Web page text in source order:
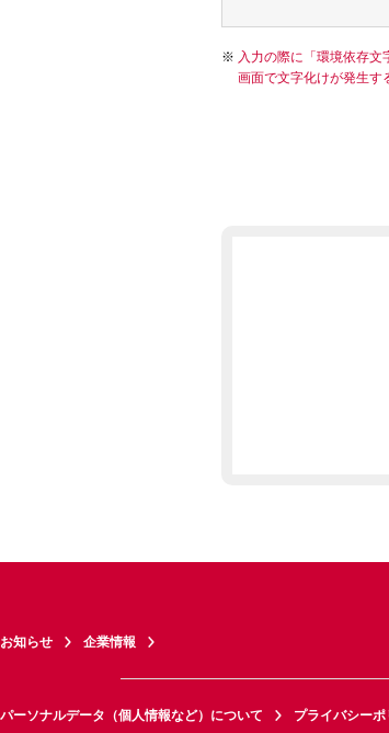
入力の際に「環境依存
画面で文字化けが発生す
お知らせ 企業情報
パーソナルデータ（個人情報など）について プライバシーポ